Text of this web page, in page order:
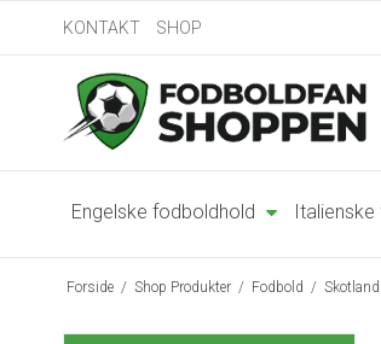
KONTAKT SHOP
Engelske fodboldhold
Forside / Shop Produkter / Fodbold /